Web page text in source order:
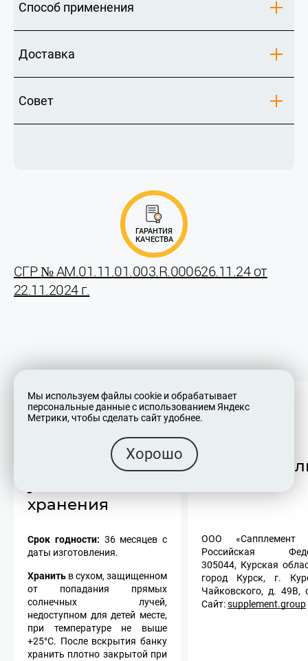
Способ применения
Доставка
Совет
ГАРАНТИЯ
КАЧЕСТВА
СГР № AM.01.11.01.003.R.000626.11.24 от
22.11.2024 г.
Срок годности и
хранения
Срок годности: 36 месяцев с
даты изготовления.
Хранить в сухом, защищенном
от попадания прямых
солнечных лучей,
недоступном для детей месте,
при температуре не выше
+25°С. После вскрытия банку
хранить плотно закрытой при
ООО «Сапплемент
Российская
305044, Курская
город Курск, г.
Чайковского, д. 49В,
Сайт:supplement.group
Мы используем файлы cookie и обрабатывает
персональные данные с использованием Яндекс
Метрики, чтобы сделать сайт удобнее.
Хорошо